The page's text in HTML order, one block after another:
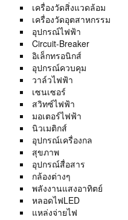
เครื่องวัดสิ่งแวดล้อม
เครื่องวัดอุตสาหกรรม
อุปกรณ์ไฟฟ้า
Circuit-Breaker
อิเล็กทรอนิกส์
อุปกรณ์ควบคุม
วาล์วไฟฟ้า
เซนเซอร์
สวิทซ์ไฟฟ้า
มอเตอร์ไฟฟ้า
นิวเมติกส์
อุปกรณ์เครื่องกล
สุขภาพ
อุปกรณ์สื่อสาร
กล้องต่างๆ
พลังงานแสงอาทิตย์
หลอดไฟLED
แหล่งจ่ายไฟ